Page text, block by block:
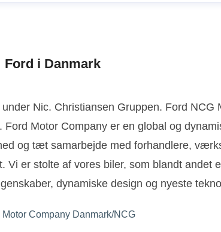
Ford i Danmark
Nic. Christiansen Gruppen. Ford NCG
Ford Motor Company er en global og
og tæt samarbejde med forhandlere,
Vi er stolte af vores biler, som blandt andet
dynamiske design og nyeste